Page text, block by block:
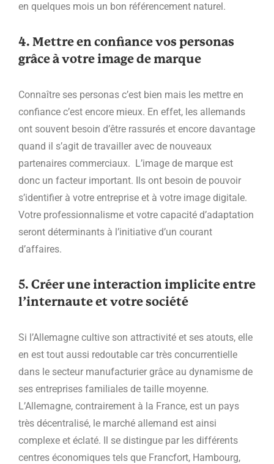
en quelques mois un bon référencement naturel.
4. Mettre en confiance vos personas
grâce à votre image de marque
Connaître ses personas c’est bien mais les mettre en
confiance c’est encore mieux. En effet, les allemands
ont souvent besoin d’être rassurés et encore davantage
quand il s’agit de travailler avec de nouveaux
partenaires commerciaux. L’image de marque est
donc un facteur important. Ils ont besoin de pouvoir
s’identifier à votre entreprise et à votre image digitale.
Votre professionnalisme et votre capacité d’adaptation
seront déterminants à l’initiative d’un courant
d’affaires.
5. Créer une interaction implicite entre
l’internaute et votre société
Si l’Allemagne cultive son attractivité et ses atouts, elle
en est tout aussi redoutable car très concurrentielle
dans le secteur manufacturier grâce au dynamisme de
ses entreprises familiales de taille moyenne.
L’Allemagne, contrairement à la France, est un pays
très décentralisé, le marché allemand est ainsi
complexe et éclaté. Il se distingue par les différents
centres économiques tels que Francfort, Hambourg,